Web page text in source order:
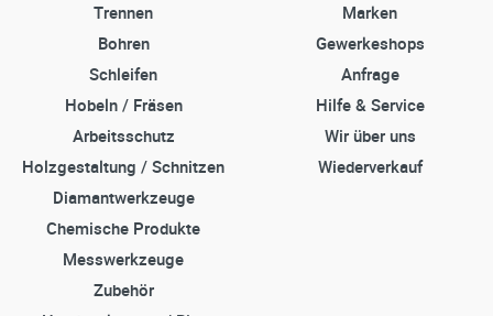
Trennen
Bohren
Schleifen
Hobeln / Fräsen
Arbeitsschutz
Holzgestaltung / Schnitzen
Diamantwerkzeuge
Chemische Produkte
Messwerkzeuge
Zubehör
Marken
Gewerkeshops
Anfrage
Hilfe & Service
Wir über uns
Wiederverkauf